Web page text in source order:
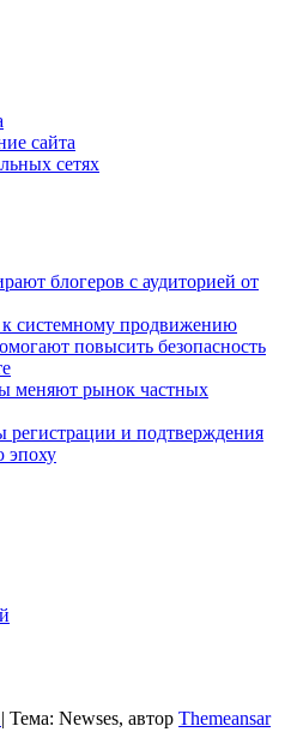
сайта
сетях
блогеров с аудиторией от
к системному продвижению
повысить безопасность
меняют рынок частных
регистрации и подтверждения
эпоху
| Тема: Newses, автор Themeansar